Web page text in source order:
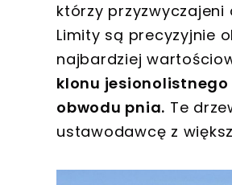
którzy
Limity są precyzyjnie
najbardziej
klonu
obwodu pnia. Te
ustawodawcę z